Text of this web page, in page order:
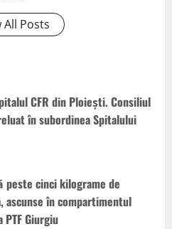
All Posts
CFR din Ploiești. Consiliul
în subordinea Spitalului
peste cinci kilograme de
în compartimentul
Giurgiu